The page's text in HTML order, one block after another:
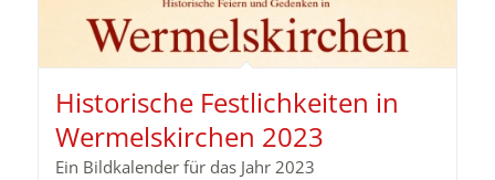
Historische Festlichkeiten in
Wermelskirchen 2023
Ein Bildkalender für das Jahr 2023